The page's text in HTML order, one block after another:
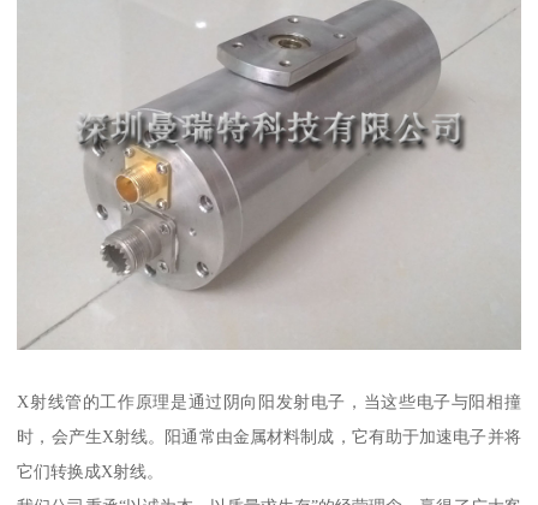
X射线管的工作原理是通过阴向阳发射电子，当这些电子与阳相撞
时，会产生X射线。阳通常由金属材料制成，它有助于加速电子并将
它们转换成X射线。